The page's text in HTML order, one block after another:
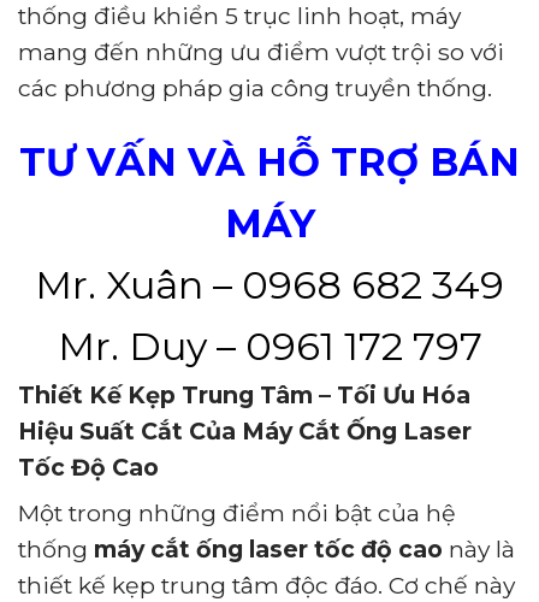
thống điều khiển 5 trục linh hoạt, máy
mang đến những ưu điểm vượt trội so với
các phương pháp gia công truyền thống.
TƯ VẤN VÀ HỖ TRỢ BÁN
MÁY
Mr. Xuân – 0968 682 349
Mr. Duy – 0961 172 797
Thiết Kế Kẹp Trung Tâm – Tối Ưu Hóa
Hiệu Suất Cắt Của Máy Cắt Ống Laser
Tốc Độ Cao
Một trong những điểm nổi bật của hệ
thống máy cắt ống laser tốc độ cao này là
thiết kế kẹp trung tâm độc đáo. Cơ chế này